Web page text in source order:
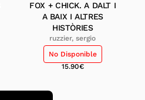
FOX + CHICK. A DALT I
A BAIX I ALTRES
HISTÒRIES
ruzzier, sergio
No Disponible
15.90€